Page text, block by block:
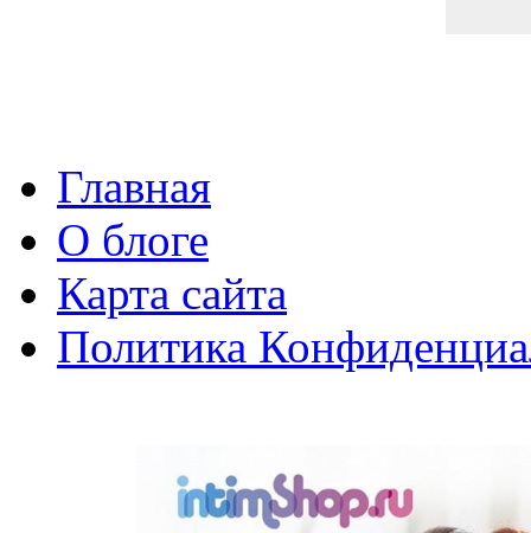
Главная
О блоге
Карта сайта
Политика